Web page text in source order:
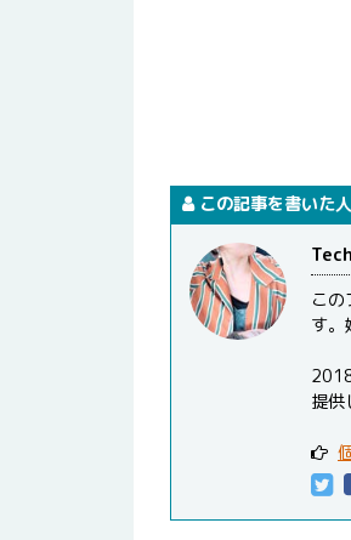
この記事を書いた人
こ
す。
提供